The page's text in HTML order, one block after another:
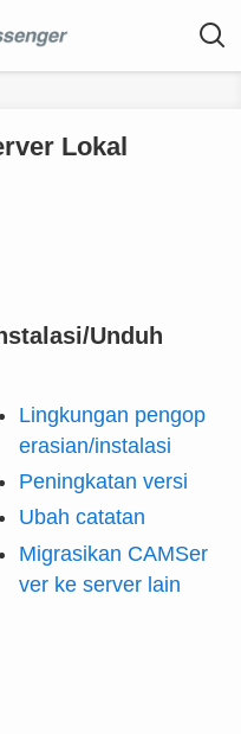
Lokal
Unduh
Lingkungan pengop
erasian/instalasi
Peningkatan versi
Ubah catatan
Migrasikan CAMSer
ver ke server lain